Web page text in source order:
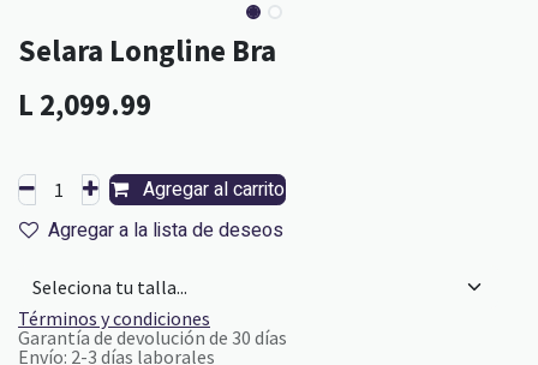
Selara Longline Bra
L 2,099.99
Agregar al carrito
Agregar a la lista de deseos
Términos y condiciones
Garantía de devolución de 30 días
Envío: 2-3 días laborales